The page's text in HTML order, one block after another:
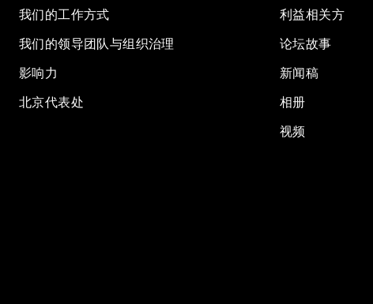
我们的工作方式
我们的领导团队与组织治理
影响力
北京代表处
利益相关方
论坛故事
新闻稿
相册
视频